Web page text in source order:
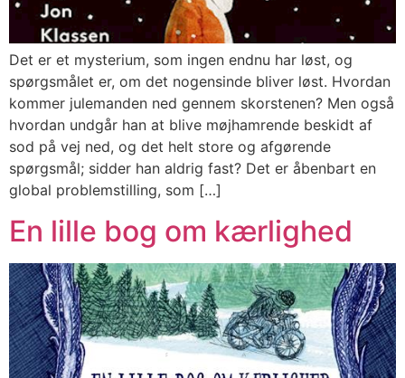
Det er et mysterium, som ingen endnu har løst, og
spørgsmålet er, om det nogensinde bliver løst. Hvordan
kommer julemanden ned gennem skorstenen? Men også
hvordan undgår han at blive møjhamrende beskidt af
sod på vej ned, og det helt store og afgørende
spørgsmål; sidder han aldrig fast? Det er åbenbart en
global problemstilling, som […]
En lille bog om kærlighed